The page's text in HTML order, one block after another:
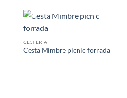
CESTERIA
Cesta Mimbre picnic forrada